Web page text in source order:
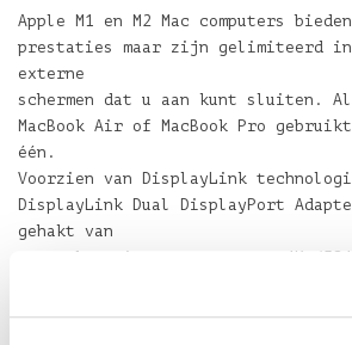
Apple M1 en M2 Mac computers
prestaties maar zijn gelimiteerd
externe
schermen dat u aan kunt sluiten.
MacBook Air of MacBook Pro
één.
Voorzien van DisplayLink
DisplayLink Dual DisplayPort
gehakt van
en stelt u in staat om twee 4K (3840
DisplayPort beeldschermen op een